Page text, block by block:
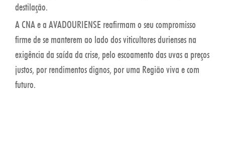
destilação.
A CNA e a AVADOURIENSE reafirmam o seu compromisso
firme de se manterem ao lado dos viticultores durienses na
exigência da saída da crise, pelo escoamento das uvas a preços
justos, por rendimentos dignos, por uma Região viva e com
futuro.